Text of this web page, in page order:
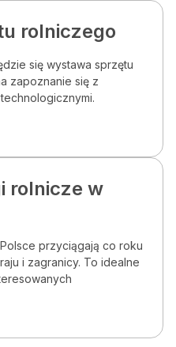
rolniczego
się wystawa sprzętu
zapoznanie się z
rolnicze w
przyciągają co roku
i zagranicy. To idealne